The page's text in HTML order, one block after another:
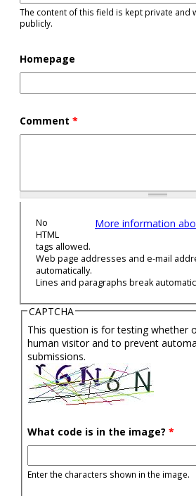
The content of this field is kept private and
publicly.
Homepage
Comment *
More information
No
HTML
tags allowed.
Web page addresses and e-mail
automatically.
Lines and paragraphs break
CAPTCHA
This question is for testing whether
human visitor and to prevent
submissions.
What code is in the image? *
Enter the characters shown in the image.